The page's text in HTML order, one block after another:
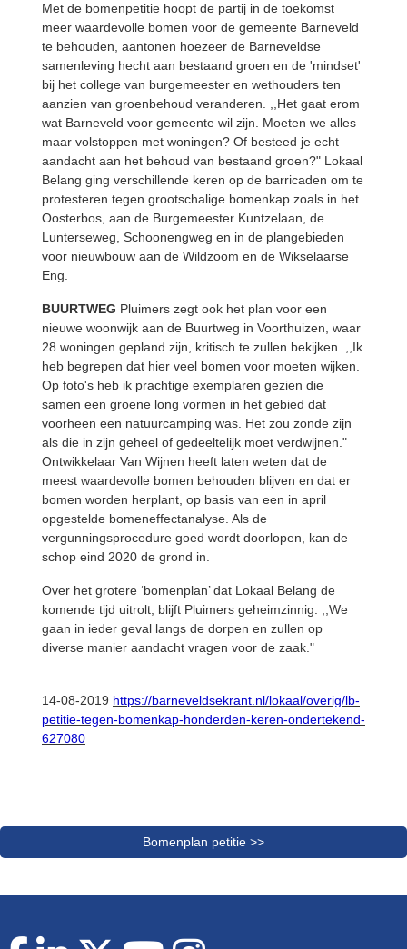
Met de bomenpetitie hoopt de partij in de toekomst
meer waardevolle bomen voor de gemeente Barneveld
te behouden, aantonen hoezeer de Barneveldse
samenleving hecht aan bestaand groen en de 'mindset'
bij het college van burgemeester en wethouders ten
aanzien van groenbehoud veranderen. ,,Het gaat erom
wat Barneveld voor gemeente wil zijn. Moeten we alles
maar volstoppen met woningen? Of besteed je echt
aandacht aan het behoud van bestaand groen?" Lokaal
Belang ging verschillende keren op de barricaden om te
protesteren tegen grootschalige bomenkap zoals in het
Oosterbos, aan de Burgemeester Kuntzelaan, de
Lunterseweg, Schoonengweg en in de plangebieden
voor nieuwbouw aan de Wildzoom en de Wikselaarse
Eng.
BUURTWEG Pluimers zegt ook het plan voor een
nieuwe woonwijk aan de Buurtweg in Voorthuizen, waar
28 woningen gepland zijn, kritisch te zullen bekijken. ,,Ik
heb begrepen dat hier veel bomen voor moeten wijken.
Op foto's heb ik prachtige exemplaren gezien die
samen een groene long vormen in het gebied dat
voorheen een natuurcamping was. Het zou zonde zijn
als die in zijn geheel of gedeeltelijk moet verdwijnen."
Ontwikkelaar Van Wijnen heeft laten weten dat de
meest waardevolle bomen behouden blijven en dat er
bomen worden herplant, op basis van een in april
opgestelde bomeneffectanalyse. Als de
vergunningsprocedure goed wordt doorlopen, kan de
schop eind 2020 de grond in.
Over het grotere ‘bomenplan’ dat Lokaal Belang de
komende tijd uitrolt, blijft Pluimers geheimzinnig. ,,We
gaan in ieder geval langs de dorpen en zullen op
diverse manier aandacht vragen voor de zaak."
14-08-2019 https://barneveldsekrant.nl/lokaal/overig/lb-
petitie-tegen-bomenkap-honderden-keren-ondertekend-
627080
Bomenplan petitie >>